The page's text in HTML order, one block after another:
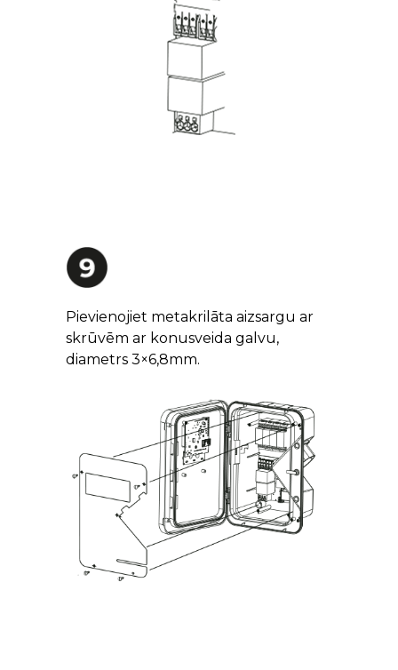
Pievienojiet metakrilāta aizsargu ar
skrūvēm ar konusveida galvu,
diametrs 3×6,8mm.